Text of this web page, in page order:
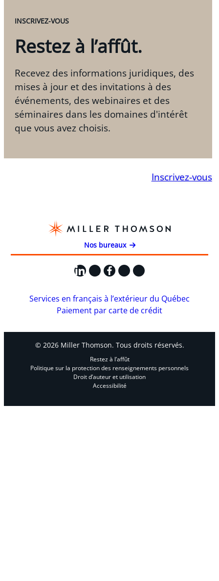
INSCRIVEZ-VOUS
Restez à l’affût.
Recevez des informations juridiques, des
mises à jour et des invitations à des
événements, des webinaires et des
séminaires dans les domaines d'intérêt
que vous avez choisis.
Inscrivez-vous
Nos bureaux
LinkedIn
X Facebook
Instagram
YouTube
Services en français à l’extérieur du Québec
Paiement par carte de crédit
© 2026 Miller Thomson. Tous droits réservés.
Restez à l’affût
Politique sur la protection des renseignements personnels
Droit d’auteur et utilisation
Accessibilité